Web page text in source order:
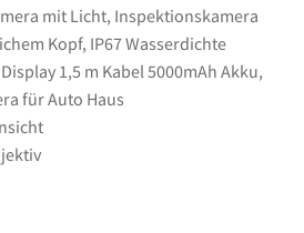
mit Licht, Inspektionskamera
Kopf, IP67 Wasserdichte
1,5 m Kabel 5000mAh Akku,
für Auto Haus